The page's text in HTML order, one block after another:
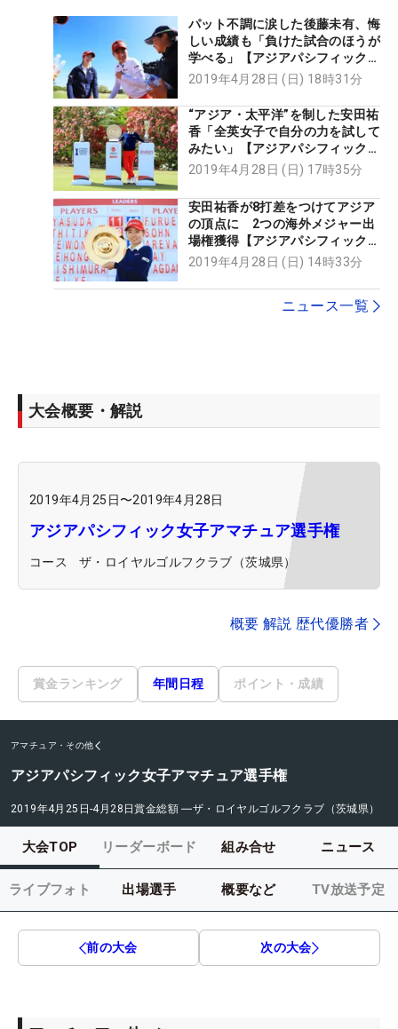
パット不調に涙した後藤未有、悔
しい成績も「負けた試合のほうが
学べる」【アジアパシフィック女
子アマチュア最終日】
2019年4月28日 (日) 18時31分
“アジア・太平洋”を制した安田祐
香「全英女子で自分の力を試して
みたい」【アジアパシフィック女
子アマ】
2019年4月28日 (日) 17時35分
安田祐香が8打差をつけてアジア
の頂点に 2つの海外メジャー出
場権獲得【アジアパシフィック女
子アマ】
2019年4月28日 (日) 14時33分
ニュース一覧
大会概要・解説
2019年4月25日〜2019年4月28日
アジアパシフィック女子アマチュア選手権
コース ザ・ロイヤルゴルフクラブ（茨城県）
概要 解説 歴代優勝者
賞金ランキング 年間日程 ポイント・成績
アマチュア・その他
アジアパシフィック女子アマチュア選手権
2019年4月25日-4月28日賞金総額 ―ザ・ロイヤルゴルフクラブ（茨城県）
大会TOP リーダーボード 組み合せ ニュース
ライブフォト 出場選手 概要など TV放送予定
前の大会 次の大会